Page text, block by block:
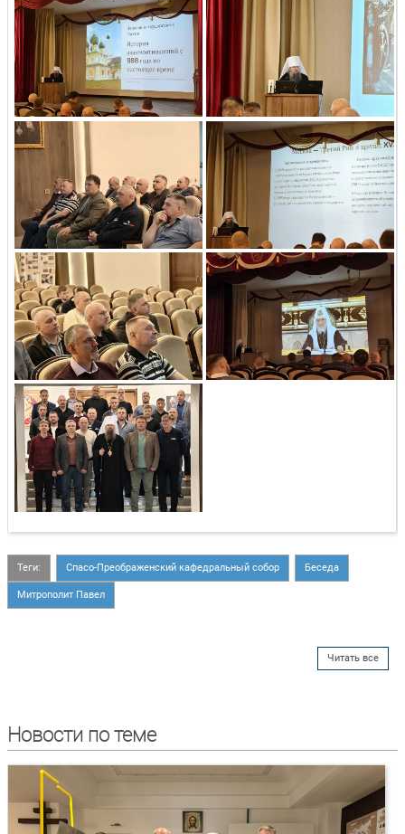
Теги: Спасо-Преображенский кафедральный собор Беседа
Митрополит Павел
Читать все
Новости по теме